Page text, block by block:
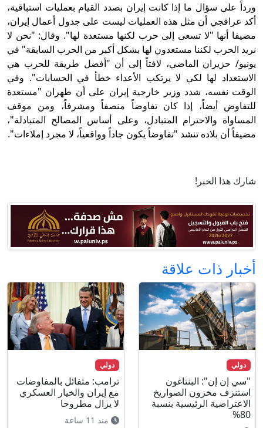
ورداً على سؤال ما إذا كانت إيران بصدد القيام بعمليات استباقية،
أكد عراقجي أن مثل هذه العمليات ليست على جدول أعمال إيران،
مضيفا أنها "لا تسعى إلى حرب لكنها مستعدة لها". وقال: "نحن لا
نريد الحرب لكننا مستعدون لها بشكل أكبر من الحرب السابقة" في
يونيو/ حزيران الماضي، لافتاً إلى أن "أفضل طريقة للحرب هي
الاستعداد لها لكي لا يرتكب الأعداء خطأ في الحسابات". وفي
الوقت نفسه، شدد وزير خارجية إيران على أن طهران "مستعدة
للتفاوض أيضاً، إذا كان تفاوضاً منصفاً ومشرفاً، ومن موقف
المساواة والاحترام المتبادل، وعلى أساس المصالح المتبادلة"،
مضيفاً أن بلاده تنشد "تفاوضاً يكون جاداً وواقعياً، لا مجرد إملاءات".
شارك هذا الخبر!
أخبار ذات علاقة
دولي
"سي إن إن": البنتاغون
استنزف مخزون الصواريخ
الاعتراضية الرئيسية بنسبة
80%
دولي
ترامب: متفائل بالمفاوضات
مع إيران والخيار العسكري
لا يزال مطروحا
منذ 11 ساعة